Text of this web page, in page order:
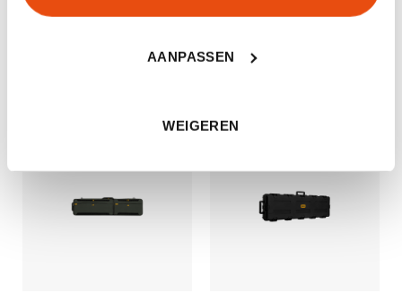
AANPASSEN
WEIGEREN
Tacstack S 75×30
Geweerfoedraal